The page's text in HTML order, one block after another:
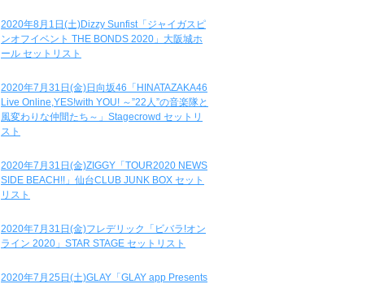
2020年8月1日(土)Dizzy Sunfist「ジャイガスピ
ンオフイベント THE BONDS 2020」大阪城ホ
ール セットリスト
2020年7月31日(金)日向坂46「HINATAZAKA46
Live Online,YES!with YOU! ～”22人”の音楽隊と
風変わりな仲間たち～」Stagecrowd セットリ
スト
2020年7月31日(金)ZIGGY「TOUR2020 NEWS
SIDE BEACH!!」仙台CLUB JUNK BOX セット
リスト
2020年7月31日(金)フレデリック「ビバラ!オン
ライン 2020」STAR STAGE セットリスト
2020年7月25日(土)GLAY「GLAY app Presents